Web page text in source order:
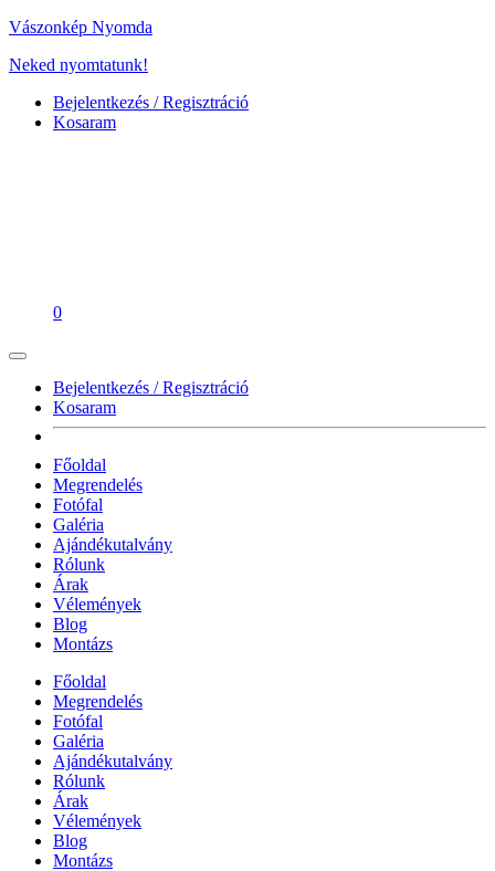
Vászonkép Nyomda
Neked nyomtatunk!
Bejelentkezés / Regisztráció
Kosaram
0
Bejelentkezés / Regisztráció
Kosaram
Főoldal
Megrendelés
Fotófal
Galéria
Ajándékutalvány
Rólunk
Árak
Vélemények
Blog
Montázs
Főoldal
Megrendelés
Fotófal
Galéria
Ajándékutalvány
Rólunk
Árak
Vélemények
Blog
Montázs